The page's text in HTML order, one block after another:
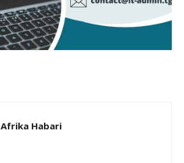
Afrika Habari